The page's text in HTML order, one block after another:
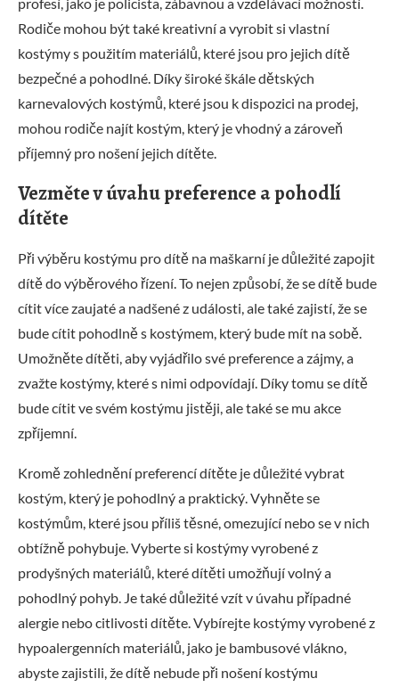
Rodiče mohou být také kreativní a vyrobit si vlastní
kostýmy s použitím materiálů, které jsou pro jejich dítě
bezpečné a pohodlné. Díky široké škále dětských
karnevalových kostýmů, které jsou k dispozici na prodej,
mohou rodiče najít kostým, který je vhodný a zároveň
příjemný pro nošení jejich dítěte.
Vezměte v úvahu preference a pohodlí
dítěte
Při výběru kostýmu pro dítě na maškarní je důležité zapojit
dítě do výběrového řízení. To nejen způsobí, že se dítě bude
cítit více zaujaté a nadšené z události, ale také zajistí, že se
bude cítit pohodlně s kostýmem, který bude mít na sobě.
Umožněte dítěti, aby vyjádřilo své preference a zájmy, a
zvažte kostýmy, které s nimi odpovídají. Díky tomu se dítě
bude cítit ve svém kostýmu jistěji, ale také se mu akce
zpříjemní.
Kromě zohlednění preferencí dítěte je důležité vybrat
kostým, který je pohodlný a praktický. Vyhněte se
kostýmům, které jsou příliš těsné, omezující nebo se v nich
obtížně pohybuje. Vyberte si kostýmy vyrobené z
prodyšných materiálů, které dítěti umožňují volný a
pohodlný pohyb. Je také důležité vzít v úvahu případné
alergie nebo citlivosti dítěte. Vybírejte kostýmy vyrobené z
hypoalergenních materiálů, jako je bambusové vlákno,
abyste zajistili, že dítě nebude při nošení kostýmu